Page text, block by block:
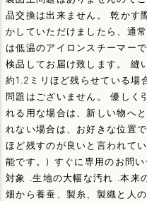
品交換は出来ません。 乾かす
かしていただけましたら、通
は低温のアイロンスチーマー
検品してお届け致します。 縫
約1.2ミリほど残らせている場
問題はございません。 優しく
れる用な場合は、新しい物へ
れない場合は、お好きな位置
ほど残すのが良いと言われて
能です。) すぐに専用のお問
対象 .生地の大幅な汚れ .本来
畑から養蚕、製糸、製織と人